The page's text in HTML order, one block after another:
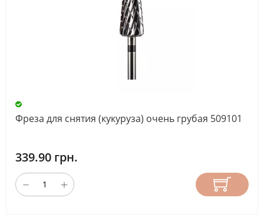
Фреза для снятия (кукуруза) очень грубая 509101
339.90 грн.